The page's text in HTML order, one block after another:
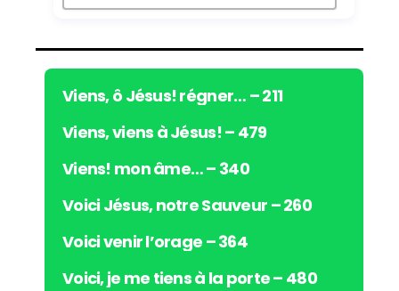
r
u
d
iViens, ô Jésus! régner… – 211
Viens, viens à Jésus! – 479
Viens! mon âme… – 340
Voici Jésus, notre Sauveur – 260
Voici venir l’orage – 364
Voici, je me tiens à la porte – 480